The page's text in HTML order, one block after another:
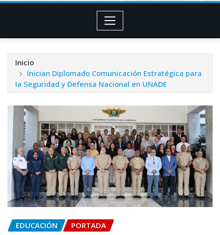
Inicio
Inician Diplomado Comunicación Estratégica para
la Seguridad y Defensa Nacional en UNADE
EDUCACIÓN PORTADA